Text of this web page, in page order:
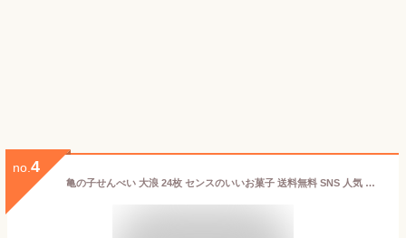
no. 4
亀の子せんべい 大浪 24枚 センスのいいお菓子 送料無料 SNS 人気 話題 インスタ映え おしゃれ 美味しい 個包装 岩手 お土産 優勝手土産